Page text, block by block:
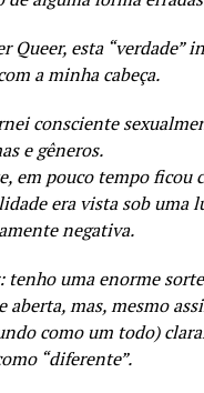
Queer, esta “verdade”
a minha cabeça.
consciente
e gêneros.
em pouco tempo ficou
era vista sob uma
negativa.
tenho uma enorme
mas, mesmo
como um todo)
“diferente”.